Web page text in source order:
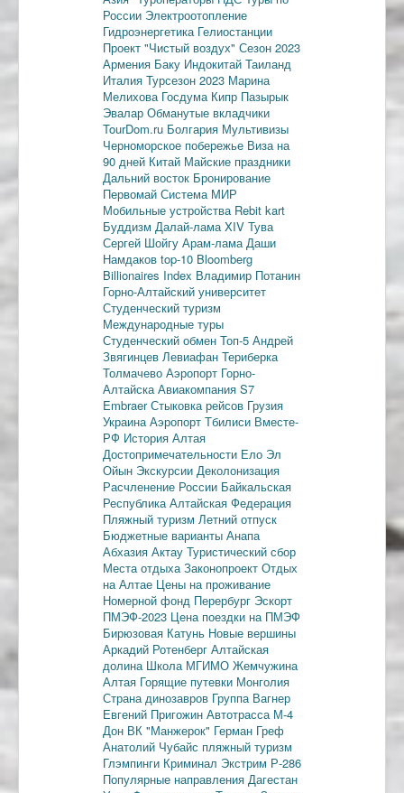
России Электроотопление
Гидроэнергетика Гелиостанции
Проект "Чистый воздух" Сезон 2023
Армения Баку Индокитай Таиланд
Италия Турсезон 2023 Марина
Мелихова Госдума Кипр Пазырык
Эвалар Обманутые вкладчики
TourDom.ru Болгария Мультивизы
Черноморское побережье Виза на
90 дней Китай Майские праздники
Дальний восток Бронирование
Первомай Система МИР
Мобильные устройства Rebit kart
Буддизм Далай-лама XIV Тува
Сергей Шойгу Арам-лама Даши
Намдаков top-10 Bloomberg
Billionaires Index Владимир Потанин
Горно-Алтайский университет
Студенческий туризм
Международные туры
Студенческий обмен Топ-5 Андрей
Звягинцев Левиафан Териберка
Толмачево Аэропорт Горно-
Алтайска Авиакомпания S7
EmbraerСтыковка рейсов Грузия
Украина Аэропорт Тбилиси Вместе-
РФ История Алтая
Достопримечательности Ело Эл
Ойын Экскурсии Деколонизация
Расчленение России Байкальская
Республика Алтайская Федерация
Пляжный туризм Летний отпуск
Бюджетные варианты Анапа
Абхазия Актау Туристический сбор
Места отдыха Законопроект Отдых
на Алтае Цены на проживание
Номерной фонд Перербург Эскорт
ПМЭФ-2023 Цена поездки на ПМЭФ
Бирюзовая Катунь Новые вершины
Аркадий Ротенберг Алтайская
долина Школа МГИМО Жемчужина
Алтая Горящие путевки Монголия
Страна динозавров Группа Вагнер
Евгений Пригожин Автотрасса М-4
Дон ВК "Манжерок" Герман Греф
Анатолий Чубайс пляжный туризм
Глэмпинги Криминал Экстрим Р-286
Популярные направления Дагестан